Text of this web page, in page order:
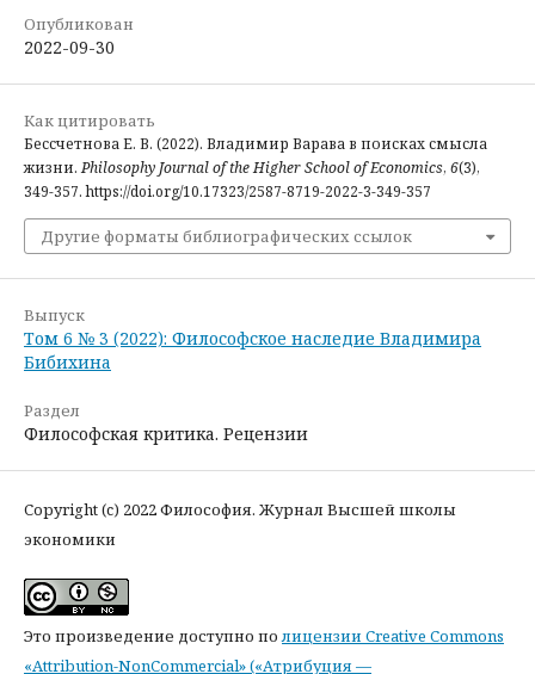
Опубликован
2022-09-30
Как цитировать
Бессчетнова Е. В. (2022). Владимир Варава в поисках смысла
жизни.Philosophy Journal of the Higher School of Economics, 6(3),
349-357. https://doi.org/10.17323/2587-8719-2022-3-349-357
Другие форматы библиографических ссылок
Выпуск
Том 6 № 3 (2022): Философское наследие Владимира
Бибихина
Раздел
Философская критика. Рецензии
Copyright (c) 2022 Философия. Журнал Высшей школы
экономики
Это произведение доступно полицензии Creative Commons
«Attribution-NonCommercial» («Атрибуция —